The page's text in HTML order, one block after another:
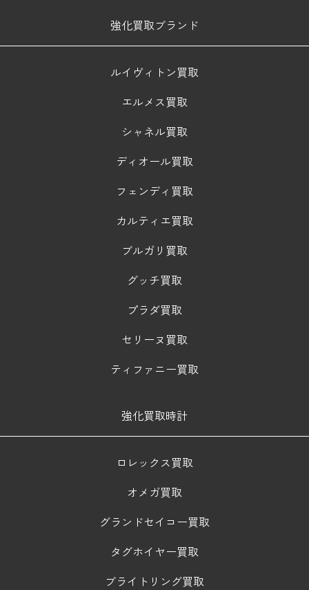
強化買取ブランド
ルイヴィトン買取
エルメス買取
シャネル買取
ディオール買取
フェンディ買取
カルティエ買取
ブルガリ買取
グッチ買取
プラダ買取
セリーヌ買取
ティファニー買取
強化買取時計
ロレックス買取
オメガ買取
グランドセイコー買取
タグホイヤー買取
ブライトリング買取